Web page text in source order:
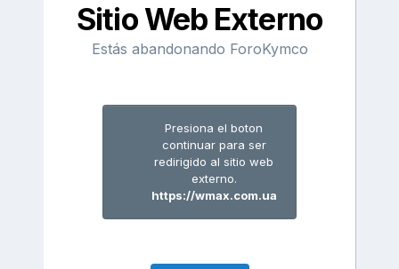
Sitio Web Externo
Estás abandonando ForoKymco
Presiona el boton
continuar para ser
redirigido al sitio web
externo.
https://wmax.com.ua